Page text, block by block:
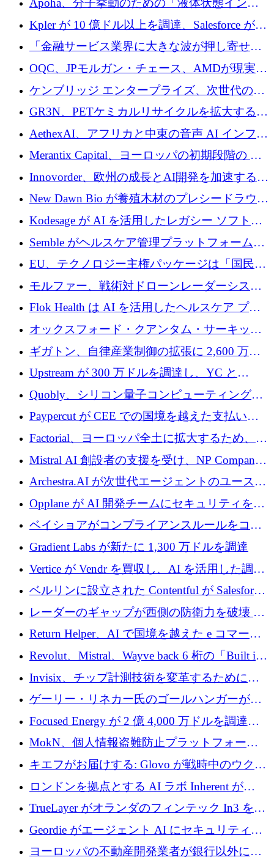
の資本シフトを呼びかけ
Apoha、分子挙動のための「液体状態インテ
リジェンス」を構築するために3,600万ドルを
かけてステルス状態から出現
Kpler が 10 億ドル以上を調達、Salesforce が
Contentful を買収、Built in Europe キャンペー
ンを開始
「金融サービス業界に大きな波が押し寄せて
いる」と「欧州初のAIネイティブ銀行」のボ
スが語る
OQC、JPモルガン・チェース、AMDが現実世
界のフィンテック・アプリケーションを探索
するためにQuantum-AIデータセンターを立ち
上げ
ケンブリッジ エンタープライズ、次世代のデ
ィープテック創設者向けにロンドンの出発点
を構築
GR3N、PETケミカルリサイクルを拡大するた
めにシリーズBで1,550万ユーロを調達
AethexAI、アフリカと中東の音声 AI インフラ
ストラクチャを構築するために 300 万ドルを
Merantix Capital、ヨーロッパの初期段階の AI
スタートアップ向けに 1 億 300 万ユーロのフ
ァンドを立ち上げる
Innovorder、欧州の成長とAI開発を加速するた
めに2,000万ユーロを確保
New Dawn Bio が養殖木材のプレシードラウン
ドで 210 万ユーロを調達
Kodesage が AI を活用したレガシー ソフトウ
ェアの最新化のために 660 万ドルを調達
Semble がヘルスケア管理プラットフォームを
拡大するためにシリーズ C で 3,000 万ポンド
を調達
EU、テクノロジー主権パッケージは「国民の
保護」に関するものだと発言
モルファー、戦術対ドローンレーダーシステ
ムを最前線に近づけるために150万ユーロを調
Flok Health は AI を活用したヘルスケア プラ
ットフォームの成長に 1,250 万ドルを投資
オックスフォード・クアンタム・サーキット
が「成人向け」2億6,000万ポンドの資金調達
ラウンドを獲得
ギガトン、自律産業制御の拡張に 2,600 万ド
ルを調達
Upstream が 300 万ドルを調達し、YC と
Xavier Niel が支援する共同 AI 受信箱を立ち上
げる
Quobly、シリコン量子コンピューティングの
商用化のためにシリーズ A で 1 億 1,500 万ユ
ーロを調達
Paypercut が CEE での国境を越えた支払いを
拡大するために 500 万ユーロを確保
Factorial、ヨーロッパ全土に拡大するため、25
億ドルの評価額で1億5,000万ドルのシリーズD
Mistral AI 創設者の支援を受け、NP Company
がエンジニアリング向け AI を推進するために
600 万ユーロのプレシードを確保
Archestra.AI が次世代エージェントのユースケ
ースを実現するために 1,000 万ドルを調達
Opplane が AI 開発チームにセキュリティをも
たらすために 450 万ユーロを調達
ベイショアがコンプライアンスルールをコー
ド化するために800万ドルを調達
Gradient Labs が新たに 1,300 万ドルを調達
Vertice が Vendr を買収し、AI を活用した調達
インテリジェンス プラットフォームを構築
ベルリンに設立された Contentful が Salesforce
に買収される
レーダーのギャップが西側の防衛力を破壊 —
そしてベルリンのチップスタートアップがそ
れを埋める
Return Helper、AI で国境を越えた e コマース
の返品を利益に変えるシリーズ A で 400 万ド
ルを調達
Revolut、Mistral、Wayve back 6 桁の「Built in
Europe」キャンペーン
Invisix、チップ計測技術を変革するために
2,000 万ユーロのシードラウンドを完了
ゲーリー・リネカー氏のゴールハンガーがVC
事業を開始
Focused Energy が 2 億 4,000 万ドルを調達、
TrueLayer が In3 を買収、ロンドンが首位の座
を奪還
MokN、個人情報盗難防止プラットフォーム
の成長のためにシリーズ A で 1,500 万ドルを
調達
キエフがお届けする: Glovo が戦時中のウクラ
イナで最も急速に成長する市場の 1 つをどの
ように拡大したか
ロンドンを拠点とする AI ラボ Inherent が
5,000 万ドルの資金調達でステルスから浮上
TrueLayer がオランダのフィンテック In3 を買
収、チェックアウト時にクレジットを提供
Geordie がエージェント AI にセキュリティと
ガバナンスをもたらすために 3,000 万ドルを
ヨーロッパの不動産開発業者が銀行以外にも